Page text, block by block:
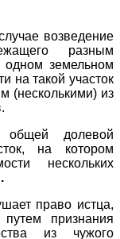
возведение
разным
земельном
на такой участок
(несколькими) из
долевой
на котором
нескольких
.
право истца,
признания
из чужого